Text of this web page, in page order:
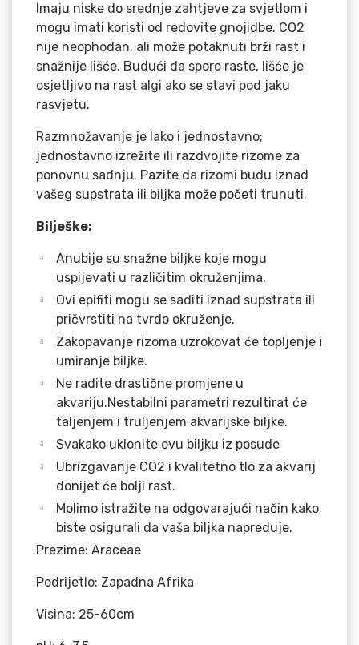
Imaju niske do srednje zahtjeve za svjetlom i
mogu imati koristi od redovite gnojidbe. CO2
nije neophodan, ali može potaknuti brži rast i
snažnije lišće. Budući da sporo raste, lišće je
osjetljivo na rast algi ako se stavi pod jaku
rasvjetu.
Razmnožavanje je lako i jednostavno;
jednostavno izrežite ili razdvojite rizome za
ponovnu sadnju. Pazite da rizomi budu iznad
vašeg supstrata ili biljka može početi trunuti.
Bilješke:
Anubije su snažne biljke koje mogu
uspijevati u različitim okruženjima.
Ovi epifiti mogu se saditi iznad supstrata ili
pričvrstiti na tvrdo okruženje.
Zakopavanje rizoma uzrokovat će topljenje i
umiranje biljke.
Ne radite drastične promjene u
akvariju.Nestabilni parametri rezultirat će
taljenjem i truljenjem akvarijske biljke.
Svakako uklonite ovu biljku iz posude
Ubrizgavanje CO2 i kvalitetno tlo za akvarij
donijet će bolji rast.
Molimo istražite na odgovarajući način kako
biste osigurali da vaša biljka napreduje.
Prezime: Araceae
Podrijetlo: Zapadna Afrika
Visina: 25-60cm